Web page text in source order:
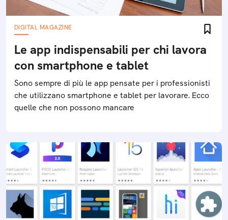
DIGITAL MAGAZINE
Le app indispensabili per chi lavora
con smartphone e tablet
Sono sempre di più le app pensate per i professionisti
che utilizzano smartphone e tablet per lavorare. Ecco
quelle che non possono mancare